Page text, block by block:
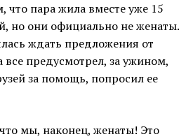
что пара жила вместе уже 15
но они официально не женаты.
ждать предложения от
предусмотрел, за ужином,
за помощь, попросил ее
мы, наконец, женаты! Это